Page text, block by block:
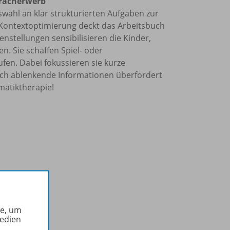
an klar strukturierten Aufgaben zur
deckt das Arbeitsbuch
sensibilisieren die Kinder,
Sie schaffen Spiel- oder
Dabei fokussieren sie kurze
ablenkende Informationen überfordert
um